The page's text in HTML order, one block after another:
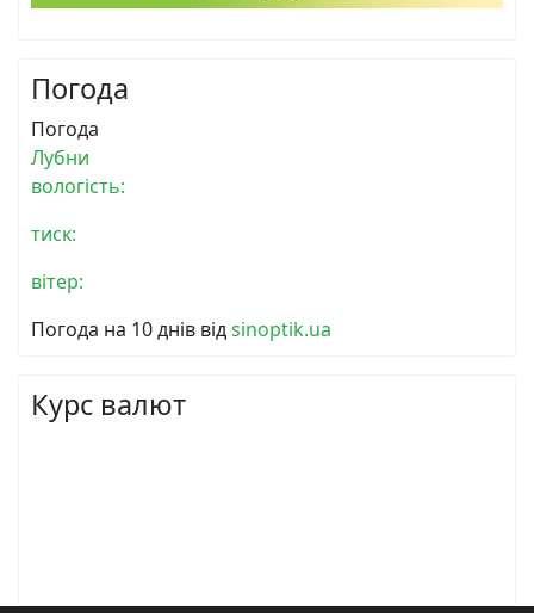
Погода
Погода
Лубни
вологість:
тиск:
вітер:
Погода на 10 днів відsinoptik.ua
Курс валют